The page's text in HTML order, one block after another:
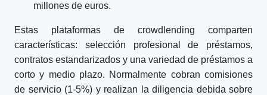
millones de euros.
Estas plataformas de crowdlending comparten
características: selección profesional de préstamos,
contratos estandarizados y una variedad de préstamos a
corto y medio plazo. Normalmente cobran comisiones
de servicio (1-5%) y realizan la diligencia debida sobre